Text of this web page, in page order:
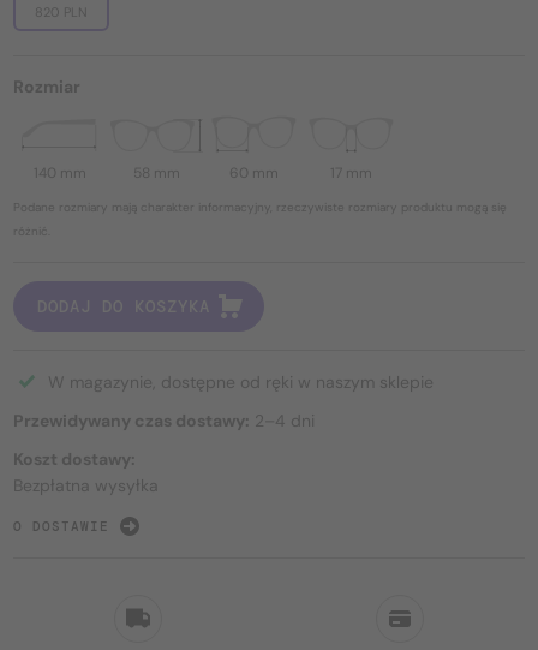
820 PLN
Rozmiar
140 mm 58 mm 60 mm 17 mm
Podane rozmiary mają charakter informacyjny, rzeczywiste rozmiary produktu mogą się
różnić.
DODAJ DO KOSZYKA
W magazynie, dostępne od ręki w naszym sklepie
Przewidywany czas dostawy: 2–4 dni
Koszt dostawy:
Bezpłatna wysyłka
O DOSTAWIE